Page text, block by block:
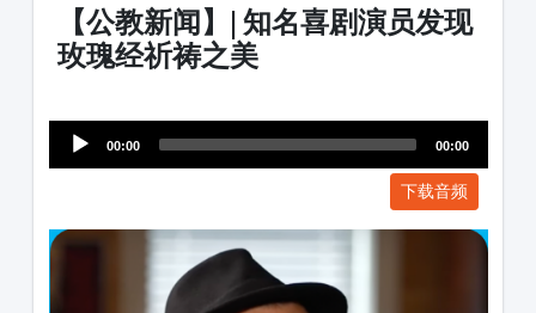
【公教新闻】| 知名喜剧演员发现
玫瑰经祈祷之美
Player
00:00 00:00
下载音频